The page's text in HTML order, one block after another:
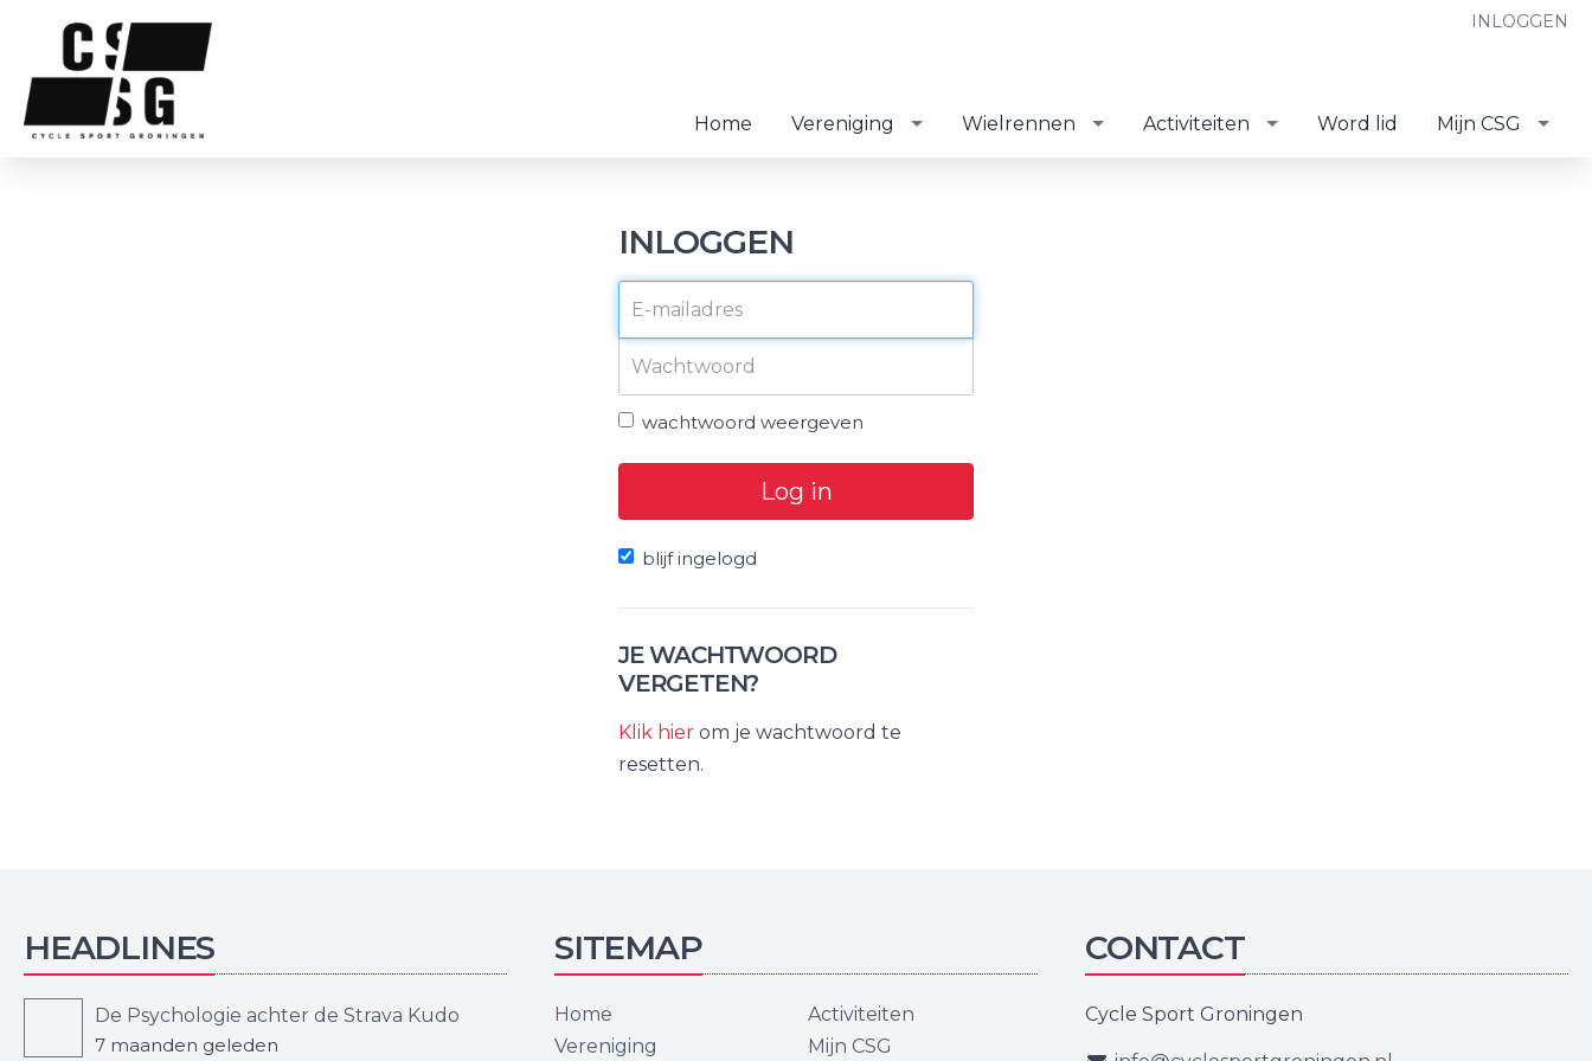
INLOGGEN
Home Vereniging Wielrennen Activiteiten Word lid Mijn CSG
INLOGGEN
wachtwoord weergeven
Log in
blijf ingelogd
JE WACHTWOORD
VERGETEN?
Klik hier om je wachtwoord te
resetten.
HEADLINES
De Psychologie achter de Strava Kudo
7 maanden geleden
SITEMAP
Home
Vereniging
Activiteiten
Mijn CSG
CONTACT
Cycle Sport Groningen